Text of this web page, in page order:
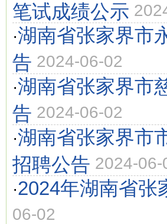
笔试成绩公示
·湖南省张家界市
告 2024-06-02
·湖南省张家界市
告 2024-06-02
·湖南省张家界市
招聘公告 2024-06-
·2024年湖南省张
06-02